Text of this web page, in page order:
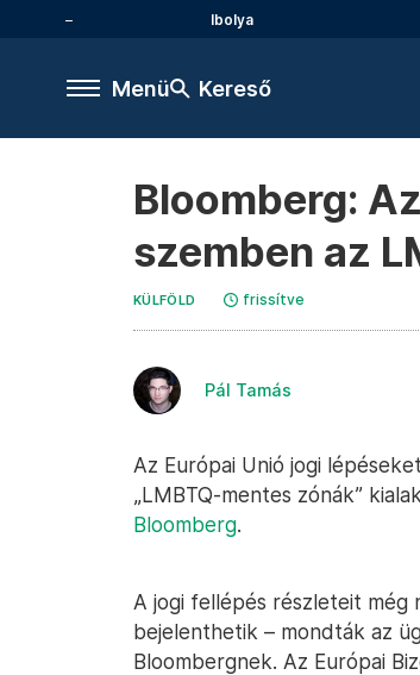
Ibolya
Menü Kereső
Bloomberg:
szemben az
KÜLFÖLD frissítve
Pál Tamás
Az Európai Unió jogi
„LMBTQ-mentes zónák”
Bloomberg.
A jogi fellépés részleteit még
bejelenthetik – mondták az
Bloombergnek. Az Európai